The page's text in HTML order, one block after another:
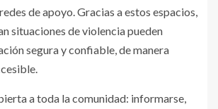
de apoyo. Gracias a estos espacios,
situaciones de violencia pueden
segura y confiable, de manera
a toda la comunidad: informarse,